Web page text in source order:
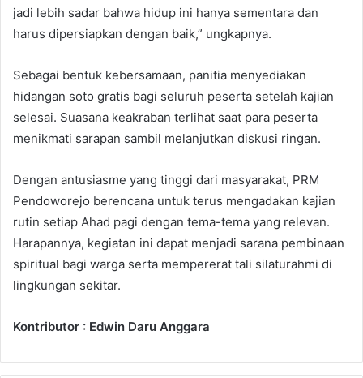
jadi lebih sadar bahwa hidup ini hanya sementara dan
harus dipersiapkan dengan baik,” ungkapnya.
Sebagai bentuk kebersamaan, panitia menyediakan
hidangan soto gratis bagi seluruh peserta setelah kajian
selesai. Suasana keakraban terlihat saat para peserta
menikmati sarapan sambil melanjutkan diskusi ringan.
Dengan antusiasme yang tinggi dari masyarakat, PRM
Pendoworejo berencana untuk terus mengadakan kajian
rutin setiap Ahad pagi dengan tema-tema yang relevan.
Harapannya, kegiatan ini dapat menjadi sarana pembinaan
spiritual bagi warga serta mempererat tali silaturahmi di
lingkungan sekitar.
Kontributor : Edwin Daru Anggara